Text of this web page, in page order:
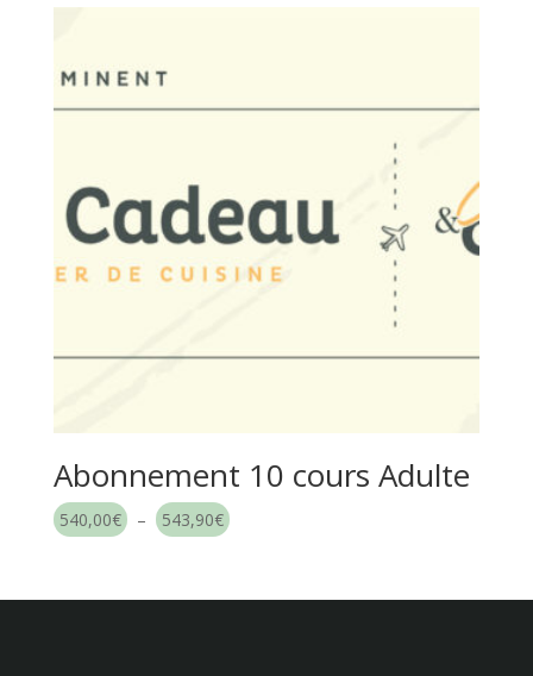
Abonnement 10 cours Adulte
540,00€ – 543,90€ Plage
540,00€